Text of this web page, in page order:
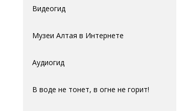
Видеогид
Музеи Алтая в Интернете
Аудиогид
В воде не тонет, в огне не горит!